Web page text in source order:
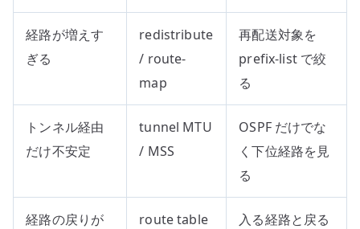
経路が増えす
ぎる
redistribute
/ route-
map
再配送対象を
prefix-list で絞
る
トンネル経由
だけ不安定
tunnel MTU
/ MSS
OSPF だけでな
く下位経路を見
る
経路の戻りが
route table
入る経路と戻る